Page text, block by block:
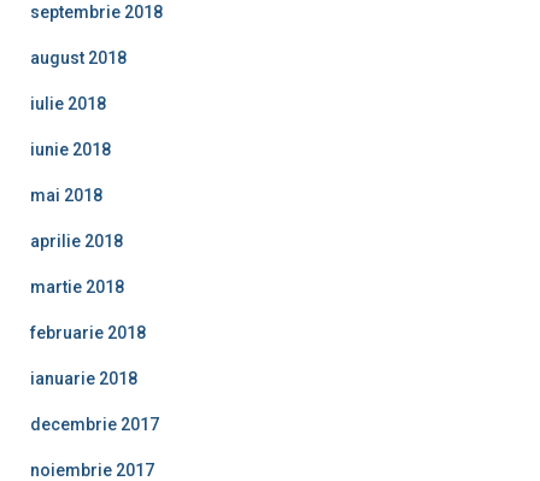
septembrie 2018
august 2018
iulie 2018
iunie 2018
mai 2018
aprilie 2018
martie 2018
februarie 2018
ianuarie 2018
decembrie 2017
noiembrie 2017